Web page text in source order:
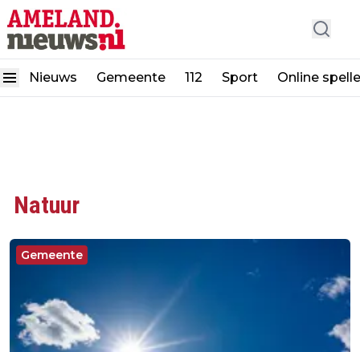
Nieuws Gemeente 112 Sport Online
Natuur
Gemeente